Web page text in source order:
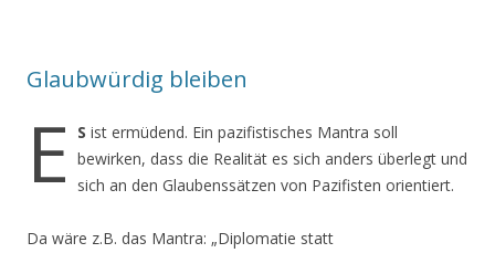
Glaubwürdig bleiben
E S ist ermüdend. Ein pazifistisches Mantra soll
bewirken, dass die Realität es sich anders überlegt und
sich an den Glaubenssätzen von Pazifisten orientiert.
Da wäre z.B. das Mantra: „Diplomatie statt